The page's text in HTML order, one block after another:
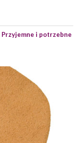
Przyjemne i potrzebne